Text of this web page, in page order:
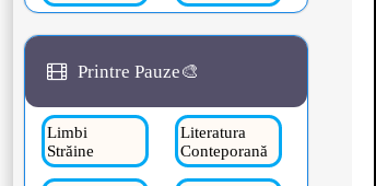
Printre Pauze🎨
Limbi
Străine
Literatura
Conteporană